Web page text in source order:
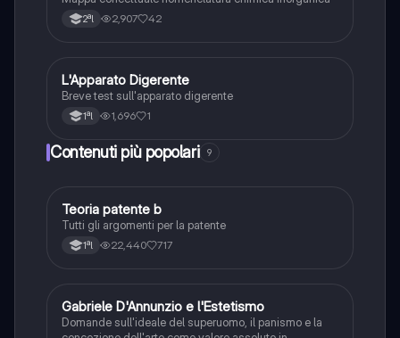
2ªl 2,907 42
LScienze
L'Apparato Digerente
Breve test sull'apparato digerente
1ªl 1,696 1
Contenuti più popolari 9
Altro
Teoria patente b
Tutti gli argomenti per la patente
1ªl 22,440 717
GItaliano
Gabriele D'Annunzio e l'Estetismo
Domande sull'ideale del superuomo, il panismo e la